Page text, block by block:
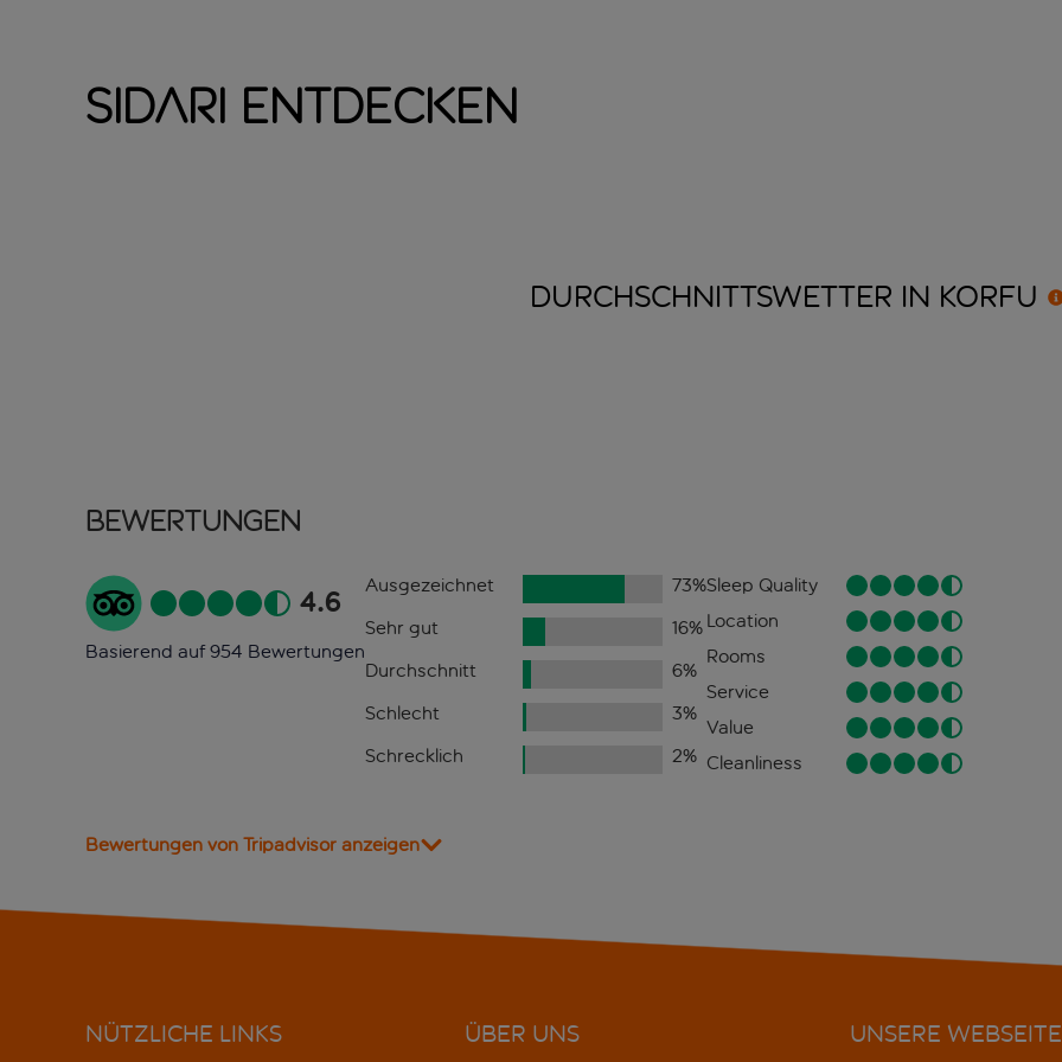
Sidari entdecken
DURCHSCHNITTSWETTER IN KORFU
Bewertungen
4.6
Basierend auf 954 Bewertungen
Ausgezeichnet 73%
Sehr gut
16%
Durchschnitt
6%
Schlecht
3%
Schrecklich
2%
Sleep Quality
Location
Rooms
Service
Value
Cleanliness
Bewertungen von Tripadvisor anzeigen
NÜTZLICHE LINKS ÜBER UNS UNSERE WEBSEITE